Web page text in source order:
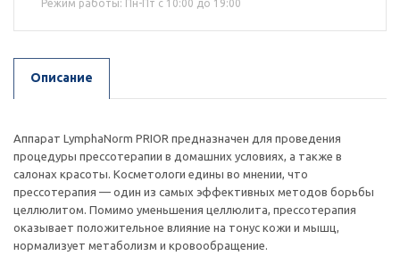
Режим работы: Пн-Пт с 10:00 до 19:00
Описание
Аппарат LymphaNorm PRIOR предназначен для проведения
процедуры прессотерапии в домашних условиях, а также в
салонах красоты. Косметологи едины во мнении, что
прессотерапия — один из самых эффективных методов борьбы
целлюлитом. Помимо уменьшения целлюлита, прессотерапия
оказывает положительное влияние на тонус кожи и мышц,
нормализует метаболизм и кровообращение.